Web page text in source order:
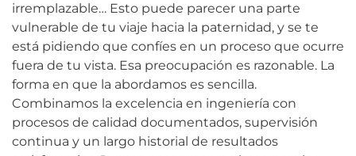
irremplazable… Esto puede parecer una parte
vulnerable de tu viaje hacia la paternidad, y se te
está pidiendo que confíes en un proceso que ocurre
fuera de tu vista. Esa preocupación es razonable. La
forma en que la abordamos es sencilla.
Combinamos la excelencia en ingeniería con
procesos de calidad documentados, supervisión
continua y un largo historial de resultados